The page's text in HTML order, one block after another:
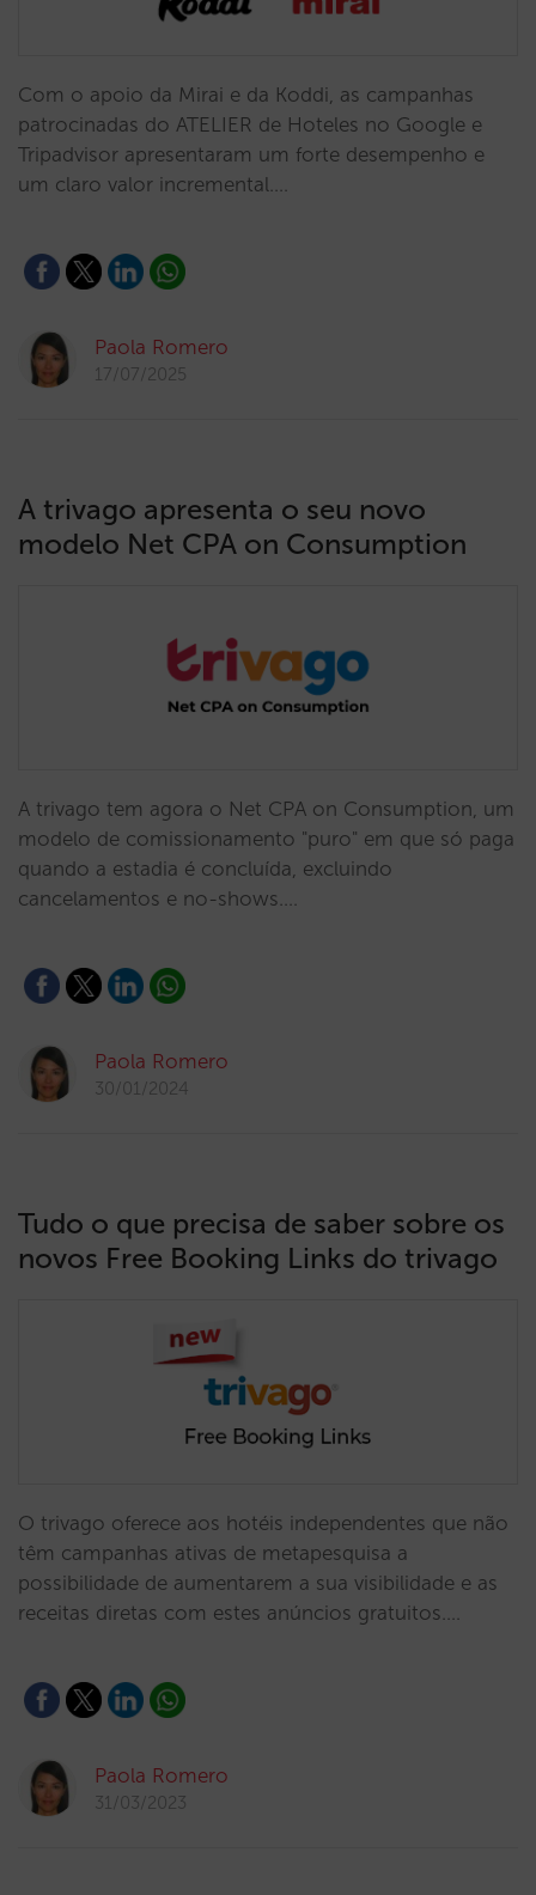
Com o apoio da Mirai e da Koddi, as campanhas
patrocinadas do ATELIER de Hoteles no Google e
Tripadvisor apresentaram um forte desempenho e
um claro valor incremental.…
Paola Romero
17/07/2025
A trivago apresenta o seu novo
modelo Net CPA on Consumption
A trivago tem agora o Net CPA on Consumption, um
modelo de comissionamento "puro" em que só paga
quando a estadia é concluída, excluindo
cancelamentos e no-shows.…
Paola Romero
30/01/2024
Tudo o que precisa de saber sobre os
novos Free Booking Links do trivago
O trivago oferece aos hotéis independentes que não
têm campanhas ativas de metapesquisa a
possibilidade de aumentarem a sua visibilidade e as
receitas diretas com estes anúncios gratuitos.…
Paola Romero
31/03/2023